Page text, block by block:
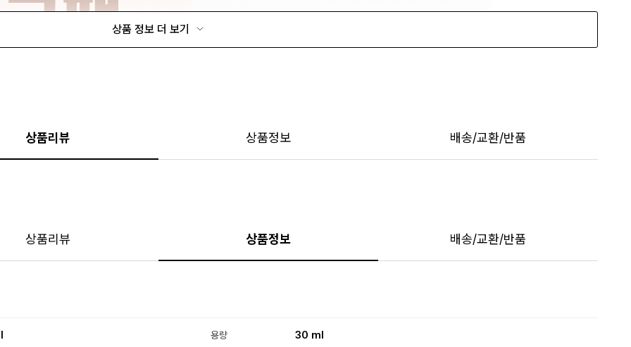
상품 정보 더 보기
상품리뷰 상품정보 배송/교환/반품
상품리뷰 상품정보 배송/교환/반품
용량 30 ml